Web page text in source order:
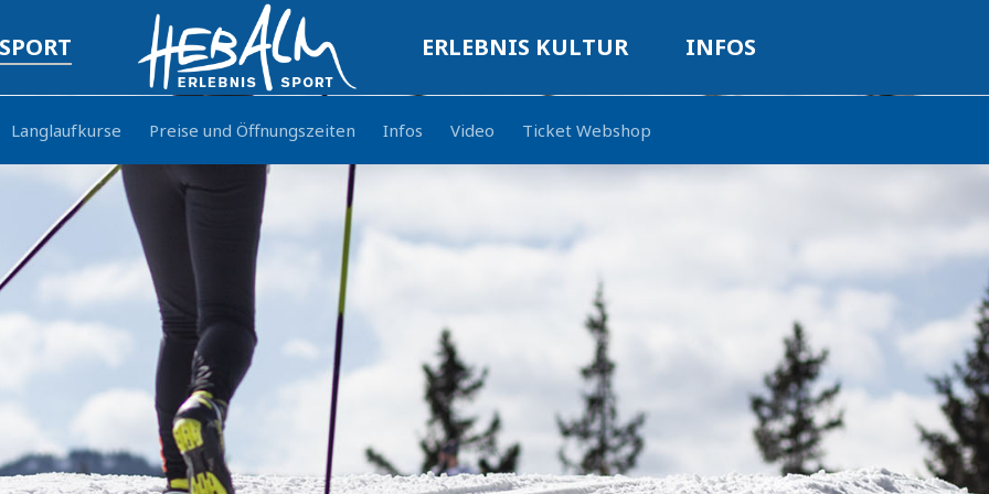
ERLEBNIS KULTUR INFOS
Langlaufkurse Preise und Öffnungszeiten Infos Video Ticket Webshop